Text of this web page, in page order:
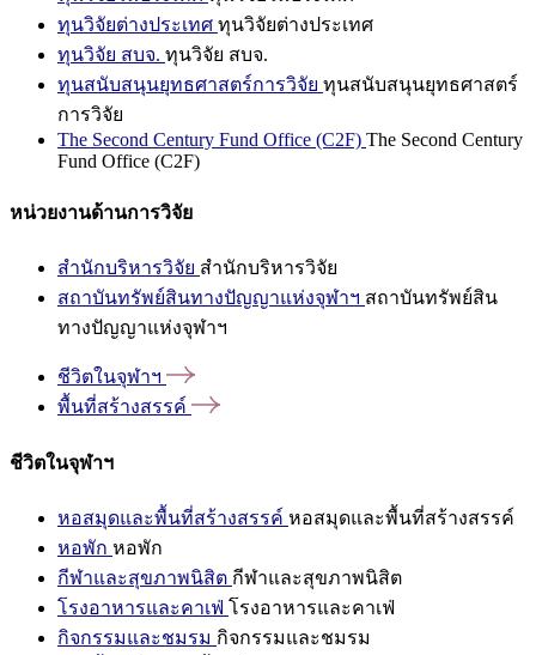
ทุนวิจัยต่างประเทศ ทุนวิจัยต่างประเทศ
ทุนวิจัย สบจ. ทุนวิจัย สบจ.
ทุนสนับสนุนยุทธศาสตร์การวิจัย ทุนสนับสนุนยุทธศาสตร์
การวิจัย
The Second Century Fund Office (C2F) The Second Century
Fund Office (C2F)
หน่วยงานด้านการวิจัย
สำนักบริหารวิจัย สำนักบริหารวิจัย
สถาบันทรัพย์สินทางปัญญาแห่งจุฬาฯ สถาบันทรัพย์สิน
ทางปัญญาแห่งจุฬาฯ
ชีวิตในจุฬาฯ
พื้นที่สร้างสรรค์
ชีวิตในจุฬาฯ
หอสมุดและพื้นที่สร้างสรรค์ หอสมุดและพื้นที่สร้างสรรค์
หอพัก หอพัก
กีฬาและสุขภาพนิสิต กีฬาและสุขภาพนิสิต
โรงอาหารและคาเฟ่ โรงอาหารและคาเฟ่
กิจกรรมและชมรม กิจกรรมและชมรม